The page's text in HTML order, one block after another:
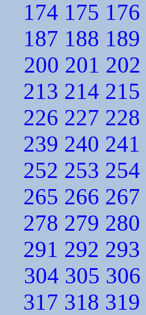
174 175 176
187 188 189
200 201 202
213 214 215
226 227 228
239 240 241
252 253 254
265 266 267
278 279 280
291 292 293
304 305 306
317 318 319